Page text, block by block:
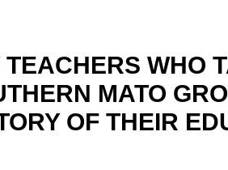
TEACHERS WHO
MATO
OF THEIR